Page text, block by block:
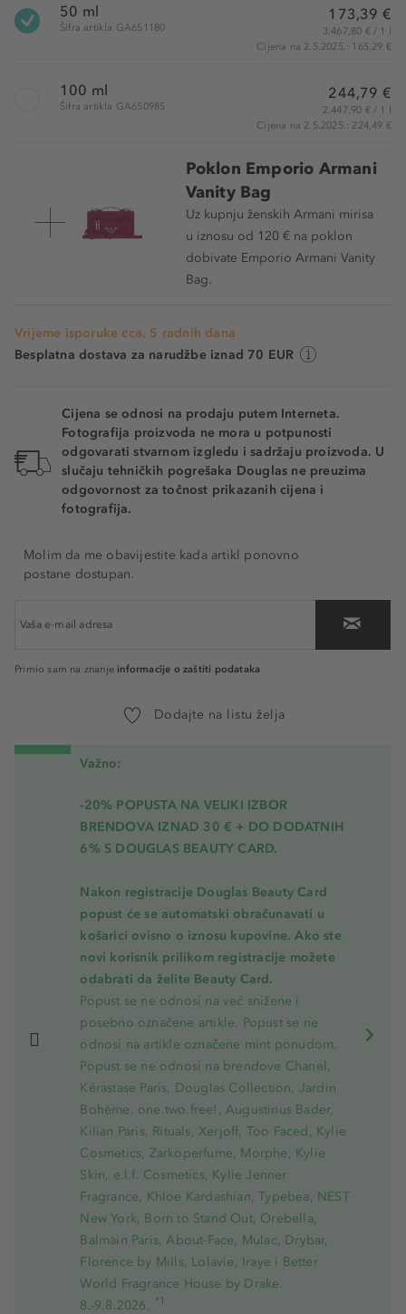
50 ml
Šifra artikla GA651180
173,39 €
3.467,80 € / 1 l
Cijena na 2.5.2025.: 165,29 €
100 ml
Šifra artikla GA650985
244,79 €
2.447,90 € / 1 l
Cijena na 2.5.2025.: 224,49 €
Poklon Emporio Armani
Vanity Bag
Uz kupnju ženskih Armani mirisa
u iznosu od 120 € na poklon
dobivate Emporio Armani Vanity
Bag.
Vrijeme isporuke cca. 5 radnih dana
Besplatna dostava za narudžbe iznad 70 EUR
Cijena se odnosi na prodaju putem Interneta.
Fotografija proizvoda ne mora u potpunosti
odgovarati stvarnom izgledu i sadržaju proizvoda. U
slučaju tehničkih pogrešaka Douglas ne preuzima
odgovornost za točnost prikazanih cijena i
fotografija.
Molim da me obavijestite kada artikl ponovno
postane dostupan.
Primio sam na znanje informacije o zaštiti podataka
Dodajte na listu želja
Važno:
-20% POPUSTA NA VELIKI IZBOR
BRENDOVA IZNAD 30 € + DO DODATNIH
6% S DOUGLAS BEAUTY CARD.
Nakon registracije Douglas Beauty Card
popust će se automatski obračunavati u
košarici ovisno o iznosu kupovine. Ako ste
novi korisnik prilikom registracije možete
odabrati da želite Beauty Card.
Popust se ne odnosi na već snižene i
posebno označene artikle. Popust se ne
odnosi na artikle označene mint ponudom.
Popust se ne odnosi na brendove Chanel,
Kérastase Paris, Douglas Collection, Jardin
Bohème, one.two.free!, Augustinus Bader,
Kilian Paris, Rituals, Xerjoff, Too Faced, Kylie
Cosmetics, Zarkoperfume, Morphe, Kylie
Skin, e.l.f. Cosmetics, Kylie Jenner
Fragrance, Khloe Kardashian, Typebea, NEST
New York, Born to Stand Out, Orebella,
Balmain Paris, About-Face, Mulac, Drybar,
Florence by Mills, Lolavie, Iraye i Better
World Fragrance House by Drake.
8.-9.8.2026. *1